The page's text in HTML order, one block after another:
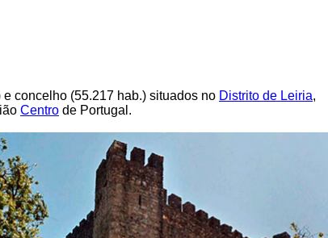
concelho (55.217 hab.) situados no Distrito de Leiria,
Centro de Portugal.